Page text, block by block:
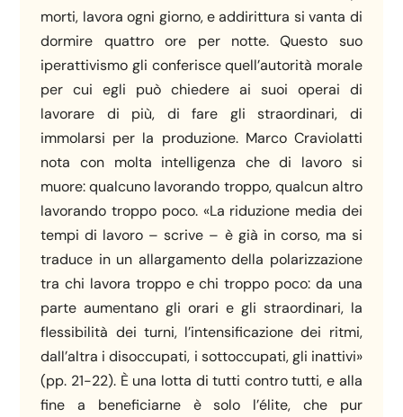
morti, lavora ogni giorno, e addirittura si vanta di
dormire quattro ore per notte. Questo suo
iperattivismo gli conferisce quell’autorità morale
per cui egli può chiedere ai suoi operai di
lavorare di più, di fare gli straordinari, di
immolarsi per la produzione. Marco Craviolatti
nota con molta intelligenza che di lavoro si
muore: qualcuno lavorando troppo, qualcun altro
lavorando troppo poco. «La riduzione media dei
tempi di lavoro – scrive – è già in corso, ma si
traduce in un allargamento della polarizzazione
tra chi lavora troppo e chi troppo poco: da una
parte aumentano gli orari e gli straordinari, la
flessibilità dei turni, l’intensificazione dei ritmi,
dall’altra i disoccupati, i sottoccupati, gli inattivi»
(pp. 21-22). È una lotta di tutti contro tutti, e alla
fine a beneficiarne è solo l’élite, che pur